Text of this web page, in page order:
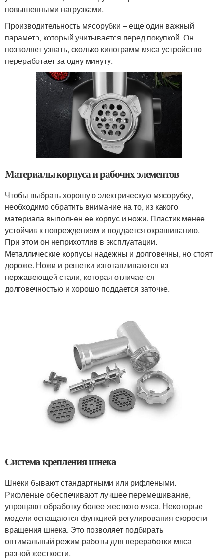
повышенными нагрузками.
Производительность мясорубки – еще один важный
параметр, который учитывается перед покупкой. Он
позволяет узнать, сколько килограмм мяса устройство
переработает за одну минуту.
Материалы корпуса и рабочих элементов
Чтобы выбрать хорошую электрическую мясорубку,
необходимо обратить внимание на то, из какого
материала выполнен ее корпус и ножи. Пластик менее
устойчив к повреждениям и поддается окрашиванию.
При этом он неприхотлив в эксплуатации.
Металлические корпусы надежны и долговечны, но стоят
дороже. Ножи и решетки изготавливаются из
нержавеющей стали, которая отличается
долговечностью и хорошо поддается заточке.
Система крепления шнека
Шнеки бывают стандартными или рифлеными.
Рифленые обеспечивают лучшее перемешивание,
упрощают обработку более жесткого мяса. Некоторые
модели оснащаются функцией регулирования скорости
вращения шнека. Это позволяет подбирать
оптимальный режим работы для переработки мяса
разной жесткости.